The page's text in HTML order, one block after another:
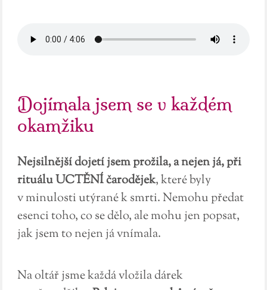
Dojímala jsem se v každém
okamžiku
Nejsilnější dojetí jsem prožila, a nejen já, při
rituáluUCTĚNÍ čarodějek, které byly
v minulosti utýrané k smrti. Nemohu předat
esenci toho, co se dělo, ale mohu jen popsat,
jak jsem to nejen já vnímala.
Na oltář jsme každá vložila dárek